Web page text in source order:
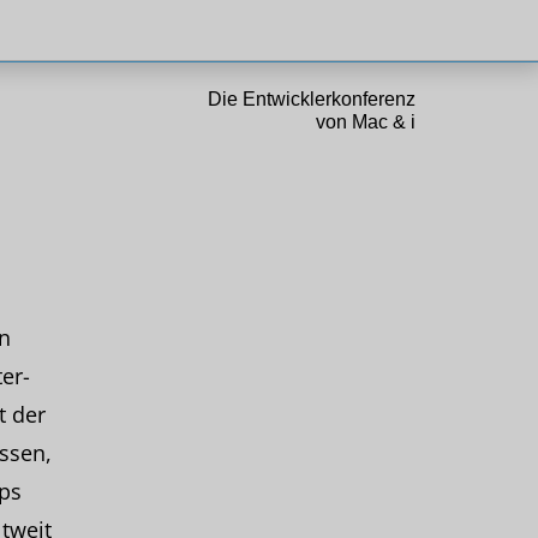
Die Entwicklerkonferenz
von Mac & i
der